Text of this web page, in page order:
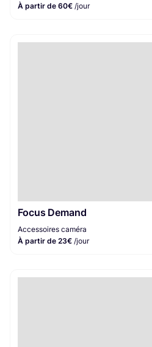
À partir de 60€ /jour
Focus Demand
Accessoires caméra
À partir de 23€ /jour